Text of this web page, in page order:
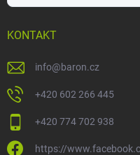
KONTAKT
info@baron.cz
+420 602 266 445
+420 774 702 938
https://